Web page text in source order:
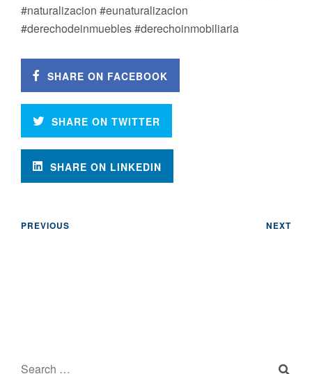
#naturalizacion #eunaturalizacion
#derechodeinmuebles #derechoinmobiliaria
SHARE ON FACEBOOK
SHARE ON TWITTER
SHARE ON LINKEDIN
PREVIOUS NEXT